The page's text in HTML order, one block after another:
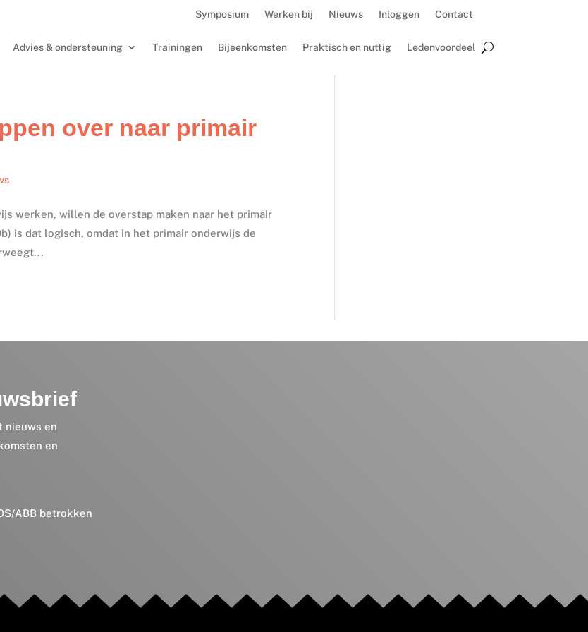
Symposium Werken bij Nieuws Inloggen Contact
Advies & ondersteuning Trainingen Bijeenkomsten Praktisch en nuttig Ledenvoordeel
over naar primair
werken, willen de overstap maken naar het primair
is dat logisch, omdat in het primair onderwijs de
nieuws en
en
ABB betrokken